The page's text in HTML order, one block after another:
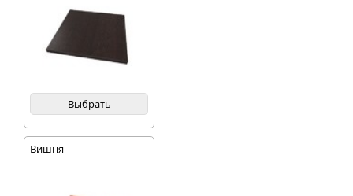
Выбрать
Вишня